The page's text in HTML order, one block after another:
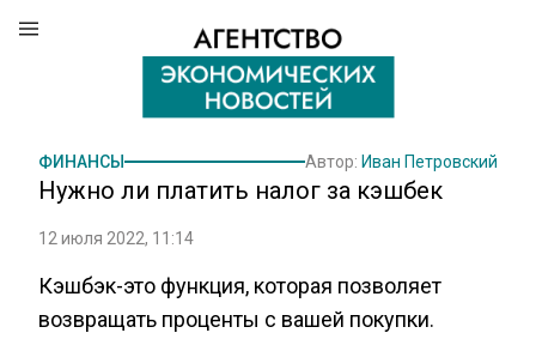
ФИНАНСЫ Автор: Иван Петровский
Нужно ли платить налог за кэшбек
12 июля 2022, 11:14
Кэшбэк-это функция, которая позволяет
возвращать проценты с вашей покупки.